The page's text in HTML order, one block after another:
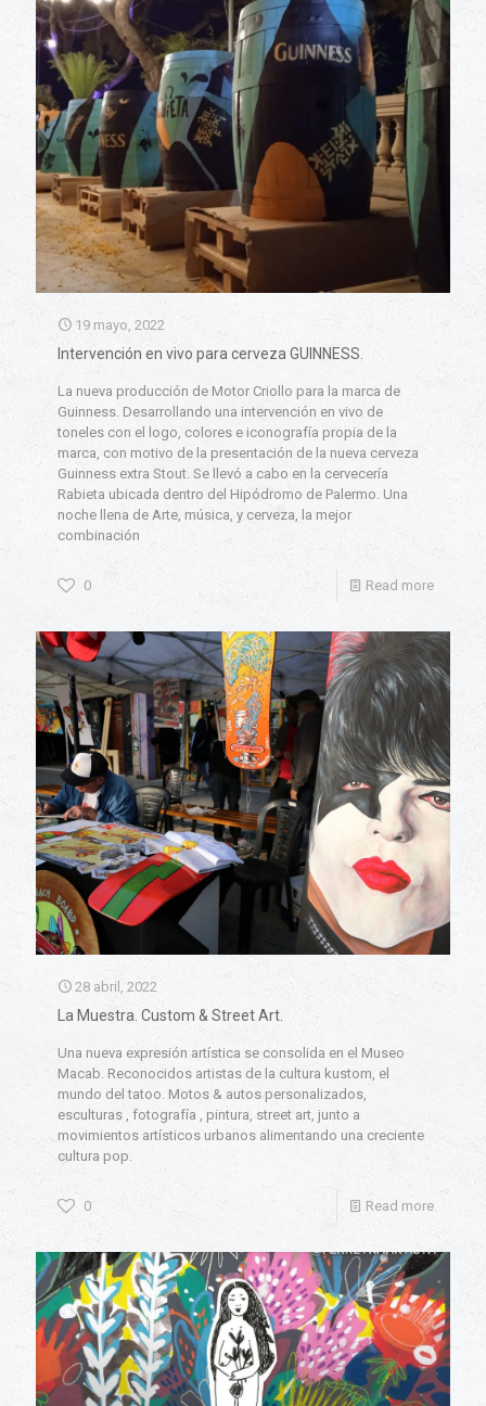
19 mayo, 2022
Intervención en vivo para cerveza GUINNESS.
La nueva producción de Motor Criollo para la marca de
Guinness. Desarrollando una intervención en vivo de
toneles con el logo, colores e iconografía propia de la
marca, con motivo de la presentación de la nueva cerveza
Guinness extra Stout. Se llevó a cabo en la cervecería
Rabieta ubicada dentro del Hipódromo de Palermo. Una
noche llena de Arte, música, y cerveza, la mejor
combinación
0 Read more
28 abril, 2022
La Muestra. Custom & Street Art.
Una nueva expresión artística se consolida en el Museo
Macab. Reconocidos artistas de la cultura kustom, el
mundo del tatoo. Motos & autos personalizados,
esculturas , fotografía , pintura, street art, junto a
movimientos artísticos urbanos alimentando una creciente
cultura pop.
0 Read more